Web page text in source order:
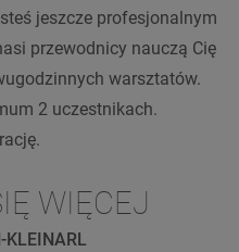
jeszcze profesjonalnym
przewodnicy nauczą Cię
warsztatów.
2 uczestnikach.
WIĘCEJ
KLEINARL